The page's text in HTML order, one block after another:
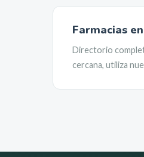
Farmacias en
Directorio
cercana, utiliza